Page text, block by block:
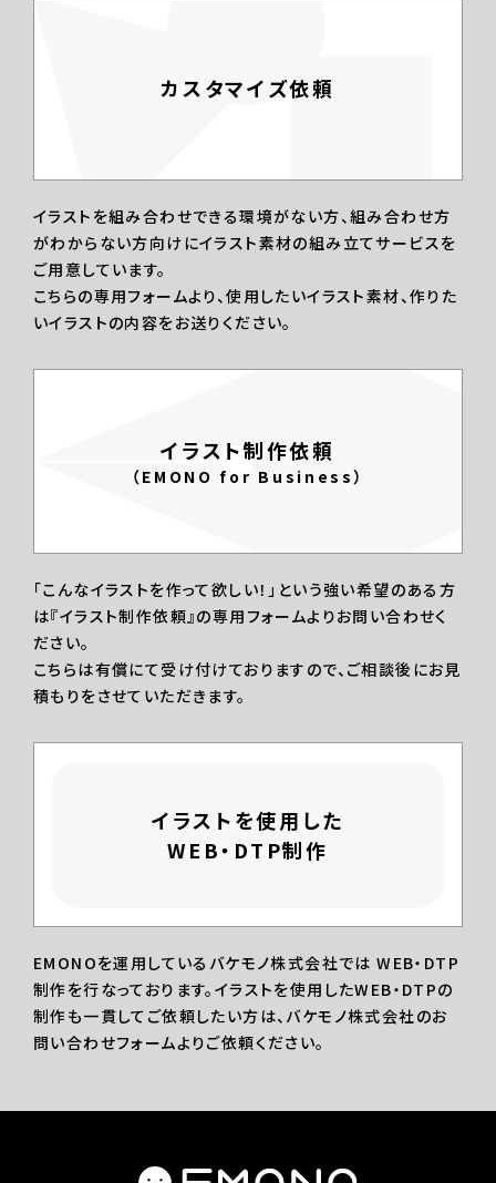
カスタマイズ依頼
イラストを組み合わせできる環境がない方、組み合わせ方
がわからない方向けにイラスト素材の組み立てサービスを
ご用意しています。
こちらの専用フォームより、使用したいイラスト素材、作りた
いイラストの内容をお送りください。
イラスト制作依頼
（EMONO for Business）
「こんなイラストを作って欲しい！」という強い希望のある方
は『イラスト制作依頼』の専用フォームよりお問い合わせく
ださい。
こちらは有償にて受け付けておりますので、ご相談後にお見
積もりをさせていただきます。
イラストを使用した
WEB・DTP制作
EMONOを運用しているバケモノ株式会社では WEB・DTP
制作を行なっております。イラストを使用したWEB・DTPの
制作も一貫してご依頼したい方は、バケモノ株式会社のお
問い合わせフォームよりご依頼ください。